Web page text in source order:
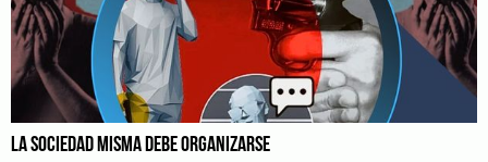
LA SOCIEDAD MISMA DEBE ORGANIZARSE